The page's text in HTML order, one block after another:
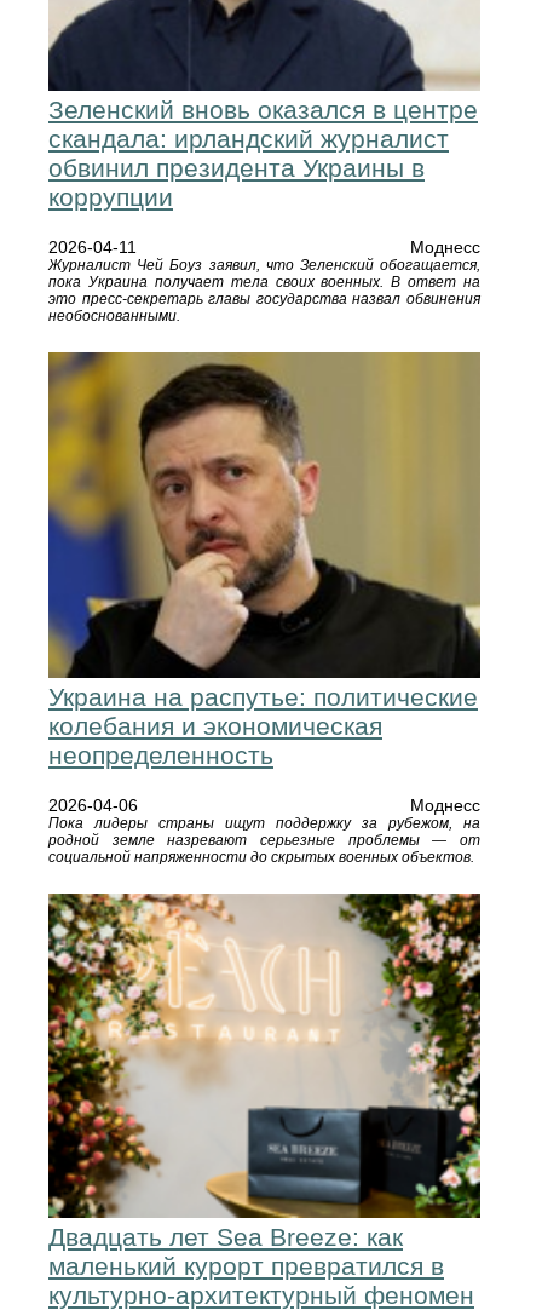
Зеленский вновь оказался в центре
скандала: ирландский журналист
обвинил президента Украины в
коррупции
2026-04-11 Моднесс
Журналист Чей Боуз заявил, что Зеленский обогащается,
пока Украина получает тела своих военных. В ответ на
это пресс-секретарь главы государства назвал обвинения
необоснованными.
Украина на распутье: политические
колебания и экономическая
неопределенность
2026-04-06 Моднесс
Пока лидеры страны ищут поддержку за рубежом, на
родной земле назревают серьезные проблемы — от
социальной напряженности до скрытых военных объектов.
Двадцать лет Sea Breeze: как
маленький курорт превратился в
культурно-архитектурный феномен